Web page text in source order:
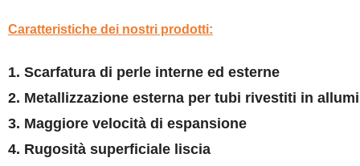
Caratteristiche dei nostri prodotti:
1. Scarfatura di perle interne ed esterne
2. Metallizzazione esterna per tubi rivestiti in
3. Maggiore velocità di espansione
4. Rugosità superficiale liscia